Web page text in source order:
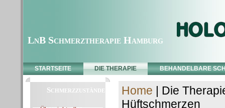
LnB Schmerztherapie Hamburg
STARTSEITE DIE THERAPIE BEHANDELBARE
Schmerzzustände Home | Die
Hüftschmerzen